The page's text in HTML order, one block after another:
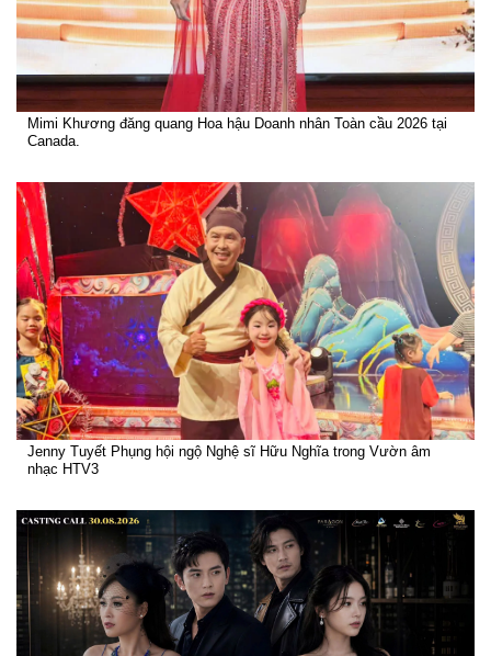
Mimi Khương đăng quang Hoa hậu Doanh nhân Toàn cầu 2026 tại
Canada.
Jenny Tuyết Phụng hội ngộ Nghệ sĩ Hữu Nghĩa trong Vườn âm
nhạc HTV3